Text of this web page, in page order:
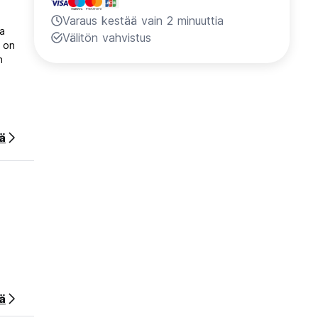
on
Varaus kestää vain 2 minuuttia
Välitön vahvistus